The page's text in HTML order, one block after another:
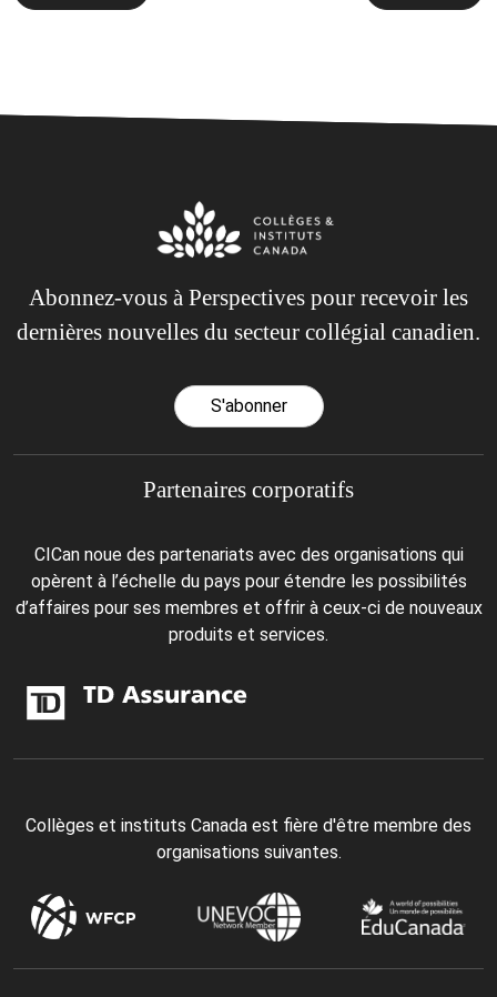
Abonnez-vous à Perspectives pour recevoir les
dernières nouvelles du secteur collégial canadien.
S'abonner
Partenaires corporatifs
CICan noue des partenariats avec des organisations qui
opèrent à l’échelle du pays pour étendre les possibilités
d’affaires pour ses membres et offrir à ceux-ci de nouveaux
produits et services.
Collèges et instituts Canada est fière d'être membre des
organisations suivantes.